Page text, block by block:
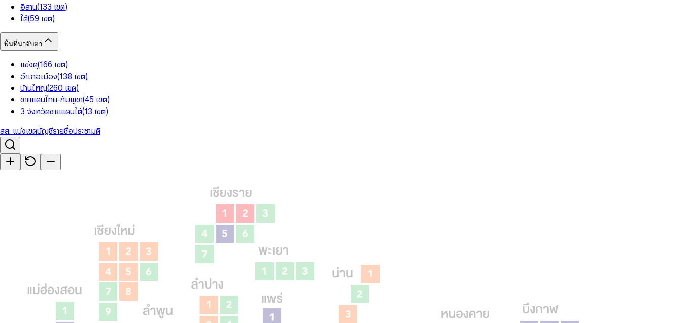
อีสาน(133 เขต)
ใต้(59 เขต)
พื้นที่น่าจับตา
แข่งดุ(166 เขต)
อำเภอเมือง(138 เขต)
บ้านใหญ่(260 เขต)
ชายแดนไทย-กัมพูชา(45 เขต)
3 จังหวัดชายแดนใต้(13 เขต)
สส. แบ่งเขตบัญชีรายชื่อประชามติ